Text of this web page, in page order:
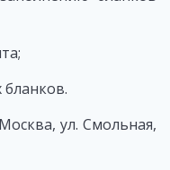
бланков.
ул. Смольная,